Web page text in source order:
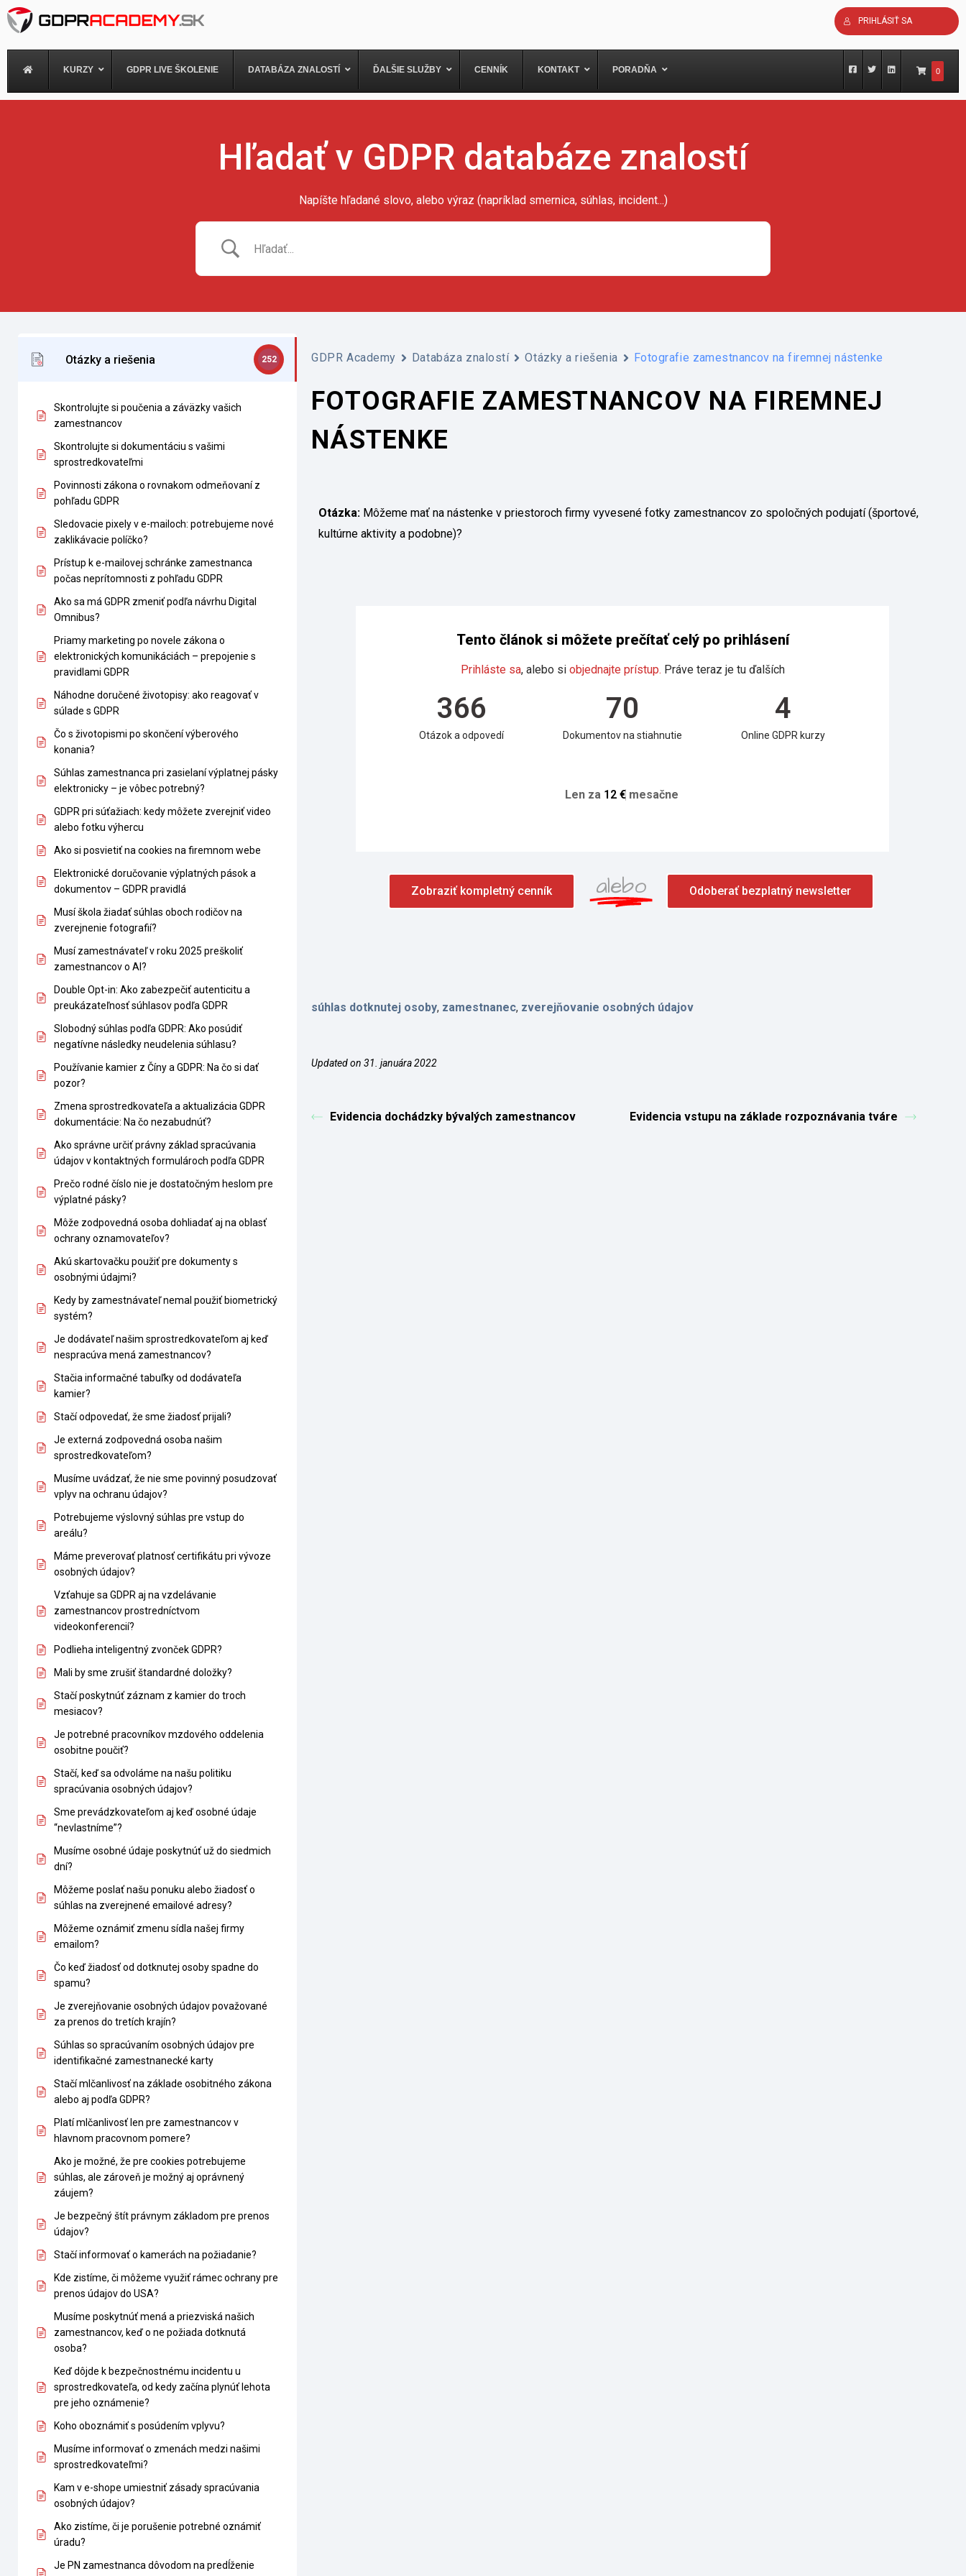
Preskočiť
na
obsah
PRIHLÁSIŤ SA
KURZY GDPR LIVE ŠKOLENIE DATABÁZA ZNALOSTÍ ĎALŠIE SLUŽBY CENNÍK KONTAKT 0
PORADŇA
Hľadať v GDPR databáze znalostí
Napíšte hľadané slovo, alebo výraz (napríklad smernica, súhlas, incident...)
Otázky a riešenia 252
Skontrolujte si poučenia a záväzky vašich
zamestnancov
Skontrolujte si dokumentáciu s vašimi
sprostredkovateľmi
Povinnosti zákona o rovnakom odmeňovaní z
pohľadu GDPR
Sledovacie pixely v e-mailoch: potrebujeme nové
zaklikávacie políčko?
Prístup k e-mailovej schránke zamestnanca
počas neprítomnosti z pohľadu GDPR
Ako sa má GDPR zmeniť podľa návrhu Digital
Omnibus?
Priamy marketing po novele zákona o
elektronických komunikáciách – prepojenie s
pravidlami GDPR
Náhodne doručené životopisy: ako reagovať v
súlade s GDPR
Čo s životopismi po skončení výberového
konania?
Súhlas zamestnanca pri zasielaní výplatnej pásky
elektronicky – je vôbec potrebný?
GDPR pri súťažiach: kedy môžete zverejniť video
alebo fotku výhercu
Ako si posvietiť na cookies na firemnom webe
Elektronické doručovanie výplatných pások a
dokumentov – GDPR pravidlá
Musí škola žiadať súhlas oboch rodičov na
zverejnenie fotografií?
Musí zamestnávateľ v roku 2025 preškoliť
zamestnancov o AI?
Double Opt-in: Ako zabezpečiť autenticitu a
preukázateľnosť súhlasov podľa GDPR
Slobodný súhlas podľa GDPR: Ako posúdiť
negatívne následky neudelenia súhlasu?
Používanie kamier z Číny a GDPR: Na čo si dať
pozor?
Zmena sprostredkovateľa a aktualizácia GDPR
dokumentácie: Na čo nezabudnúť?
Ako správne určiť právny základ spracúvania
údajov v kontaktných formulároch podľa GDPR
Prečo rodné číslo nie je dostatočným heslom pre
výplatné pásky?
Môže zodpovedná osoba dohliadať aj na oblasť
ochrany oznamovateľov?
Akú skartovačku použiť pre dokumenty s
osobnými údajmi?
Kedy by zamestnávateľ nemal použiť biometrický
systém?
Je dodávateľ našim sprostredkovateľom aj keď
nespracúva mená zamestnancov?
Stačia informačné tabuľky od dodávateľa
kamier?
Stačí odpovedať, že sme žiadosť prijali?
Je externá zodpovedná osoba našim
sprostredkovateľom?
Musíme uvádzať, že nie sme povinný posudzovať
vplyv na ochranu údajov?
Potrebujeme výslovný súhlas pre vstup do
areálu?
Máme preverovať platnosť certifikátu pri vývoze
osobných údajov?
Vzťahuje sa GDPR aj na vzdelávanie
zamestnancov prostredníctvom
videokonferencií?
Podlieha inteligentný zvonček GDPR?
Mali by sme zrušiť štandardné doložky?
Stačí poskytnúť záznam z kamier do troch
mesiacov?
Je potrebné pracovníkov mzdového oddelenia
osobitne poučiť?
Stačí, keď sa odvoláme na našu politiku
spracúvania osobných údajov?
Sme prevádzkovateľom aj keď osobné údaje
“nevlastníme”?
Musíme osobné údaje poskytnúť už do siedmich
dní?
Môžeme poslať našu ponuku alebo žiadosť o
súhlas na zverejnené emailové adresy?
Môžeme oznámiť zmenu sídla našej firmy
emailom?
Čo keď žiadosť od dotknutej osoby spadne do
spamu?
Je zverejňovanie osobných údajov považované
za prenos do tretích krajín?
Súhlas so spracúvaním osobných údajov pre
identifikačné zamestnanecké karty
Stačí mlčanlivosť na základe osobitného zákona
alebo aj podľa GDPR?
Platí mlčanlivosť len pre zamestnancov v
hlavnom pracovnom pomere?
Ako je možné, že pre cookies potrebujeme
súhlas, ale zároveň je možný aj oprávnený
záujem?
Je bezpečný štít právnym základom pre prenos
údajov?
Stačí informovať o kamerách na požiadanie?
Kde zistíme, či môžeme využiť rámec ochrany pre
prenos údajov do USA?
Musíme poskytnúť mená a priezviská našich
zamestnancov, keď o ne požiada dotknutá
osoba?
Keď dôjde k bezpečnostnému incidentu u
sprostredkovateľa, od kedy začína plynúť lehota
pre jeho oznámenie?
Koho oboznámiť s posúdením vplyvu?
Musíme informovať o zmenách medzi našimi
sprostredkovateľmi?
Kam v e-shope umiestniť zásady spracúvania
osobných údajov?
Ako zistíme, či je porušenie potrebné oznámiť
úradu?
Je PN zamestnanca dôvodom na predĺženie
GDPR Academy Databáza znalostí Otázky a riešenia Fotografie zamestnancov na firemnej nástenke
FOTOGRAFIE ZAMESTNANCOV NA FIREMNEJ
NÁSTENKE
Otázka: Môžeme mať na nástenke v priestoroch firmy vyvesené fotky zamestnancov zo spoločných podujatí (športové,
kultúrne aktivity a podobne)?
Tento článok si môžete prečítať celý po prihlásení
Prihláste sa, alebo si objednajte prístup. Práve teraz je tu ďalších
Otázok a odpovedí
366
Dokumentov na stiahnutie
70
Online GDPR kurzy
4
Len za 1 2 € mesačne
Zobraziť kompletný cenník alebo Odoberať bezplatný newsletter
súhlas dotknutej osoby, zamestnanec, zverejňovanie osobných údajov
Updated on 31. januára 2022
Evidencia dochádzky bývalých zamestnancov Evidencia vstupu na základe rozpoznávania tváre